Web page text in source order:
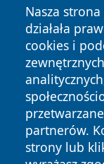
Nasza
działała
cookies i
partnerów.
strony lub
Copyright © 2026
zastrzeżone.